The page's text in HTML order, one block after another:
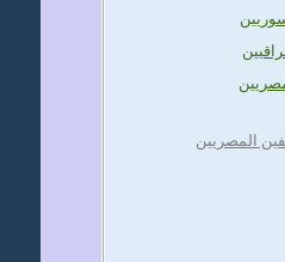
المصريين